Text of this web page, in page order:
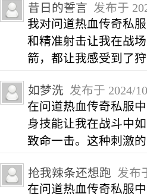
昔日的誓言 发布于
我对问道热血传奇私
和精准射击让我在战
箭，都让我感受到了狩
如梦洗 发布于 2024/
在问道热血传奇私服
身技能让我在战斗中
致命一击。这种刺激
抢我辣条还想跑 发布
在问道热血传奇私服